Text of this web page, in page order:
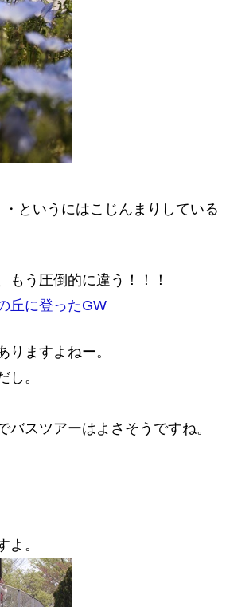
というにはこじんまりしている
う圧倒的に違う！！！
丘に登ったGW
ますよねー。
。
スツアーはよさそうですね。
。